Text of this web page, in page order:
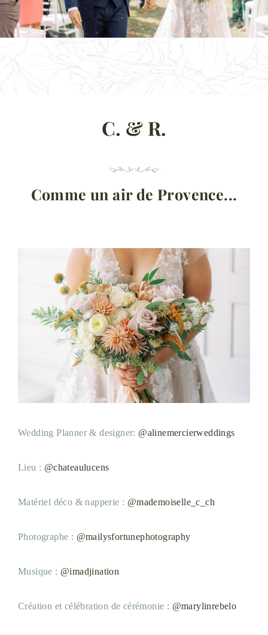
C. & R.
Comme un air de Provence...
Wedding Planner & designer: @alinemercierweddings
Lieu : @chateaulucens
Matériel déco & napperie : @mademoiselle_c_ch
Photographe : @mailysfortunephotography
Musique : @imadjination
Création et célébration de cérémonie : @marylinrebelo